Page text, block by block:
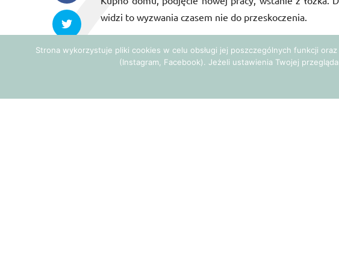
widzi to wyzwania czasem nie do przeskoczenia.
Zaufanie do siebie, tak jak inne umiejętności,
świadomość tego faktu znacznie zwiększa
Strona wykorzystuje pliki cookies w celu obsługi jej poszczególnych funkcji
(Instagram, Facebook). Jeżeli ustawienia Twojej